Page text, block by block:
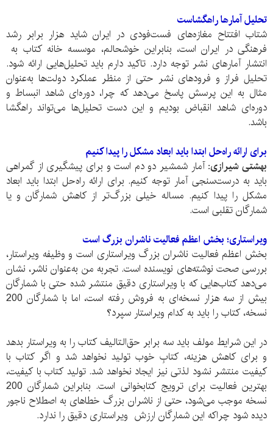
تحلیل آمار‌ها راهگشاست
شتاب افتتاح مغازه‌های فست‌فودی در ایران شاید هزار برابر رشد
فرهنگی در ایران است، بنابراین خوشحالم، موسسه خانه کتاب به
انتشار آمار‌های نشر توجه دارد. تاکید دارم باید تحلیل‌هایی ارائه شود.
تحلیل فراز و فرود‌های نشر حتی از منظر عملکرد دولت‌ها به‌عنوان
مثال به این پرسش پاسخ می‌دهد که چرا، دوره‌ای شاهد انبساط و
دوره‌‌ای شاهد انقباض بودیم و این دست تحلیل‌ها می‌تواند راهگشا
باشد.
برای ارائه راه‌حل ابتدا باید ابعاد مشکل را پیدا کنیم
بهشتی شیرازی:آمار شمشیر دو دم است و برای پیشگیری از گمراهی
باید به درست‌سنجی آمار توجه کنیم. برای ارائه راه‌حل ابتدا باید ابعاد
مشکل را پیدا کنیم. مساله خیلی بزرگ‌تر از کاهش شمارگان و یا
شمارگان تقلبی است.
ویراستاری؛ بخش اعظم فعالیت ناشران بزرگ است
بخش اعظم فعالیت ناشران بزرگ ویراستاری است و وظیفه ویراستار،
بررسی صحت نوشته‌های نویسنده است. تجربه‌ من به‌عنوان ناشر، نشان
می‌دهد کتاب‌هایی که با ویراستاری دقیق منتشر شده حتی با شمارگان
بیش از سه هزار نسخه‌ای به فروش رفته است، اما با شمارگان 200
نسخه، کتاب را باید به کدام ویراستار سپرد؟
در این شرایط مولف باید سه برابر حق‌التالیف کتاب را به ویراستار بدهد
و برای کاهش هزینه، کتابِ خوب تولید نخواهد شد و اگر کتاب با
کیفیت منتشر نشود لذتی نیز ایجاد نخواهد شد. تولید کتاب با کیفیت،
بهترین فعالیت برای ترویج کتابخوانی است. بنابراین شمارگان 200
نسخه موجب می‌شود، حتی از ناشران بزرگ خطا‌های به اصطلاح ناجور
دیده شود چرا‌که این شمارگان ارزش ویراستاری دقیق را ندارد.